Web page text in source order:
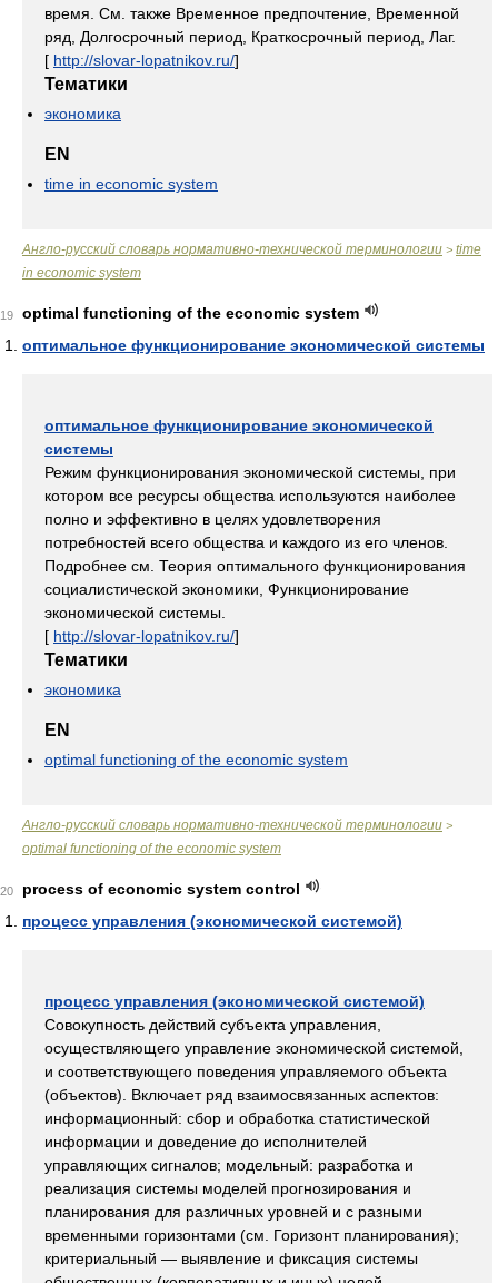
время. См. также Временное предпочтение, Временной
ряд, Долгосрочный период, Краткосрочный период, Лаг.
[ http://slovar-lopatnikov.ru/]
Тематики
экономика
EN
time in economic system
Англо-русский словарь нормативно-технической терминологии > time
in economic system
19
optimal functioning of the economic system
оптимальное функционирование экономической системы
оптимальное функционирование экономической
системы
Режим функционирования экономической системы, при
котором все ресурсы общества используются наиболее
полно и эффективно в целях удовлетворения
потребностей всего общества и каждого из его членов.
Подробнее см. Теория оптимального функционирования
социалистической экономики, Функционирование
экономической системы.
[ http://slovar-lopatnikov.ru/]
Тематики
экономика
EN
optimal functioning of the economic system
Англо-русский словарь нормативно-технической терминологии >
optimal functioning of the economic system
20
process of economic system control
процесс управления (экономической системой)
процесс управления (экономической системой)
Совокупность действий субъекта управления,
осуществляющего управление экономической системой,
и соответствующего поведения управляемого объекта
(объектов). Включает ряд взаимосвязанных аспектов:
информационный: сбор и обработка статистической
информации и доведение до исполнителей
управляющих сигналов; модельный: разработка и
реализация системы моделей прогнозирования и
планирования для различных уровней и с разными
временными горизонтами (см. Горизонт планирования);
критериальный — выявление и фиксация системы